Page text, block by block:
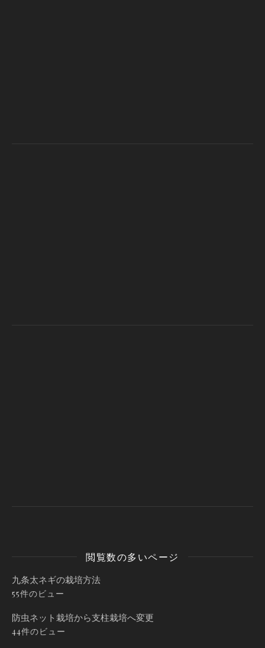
閲覧数の多いページ
九条太ネギの栽培方法
55件のビュー
防虫ネット栽培から支柱栽培へ変更
44件のビュー